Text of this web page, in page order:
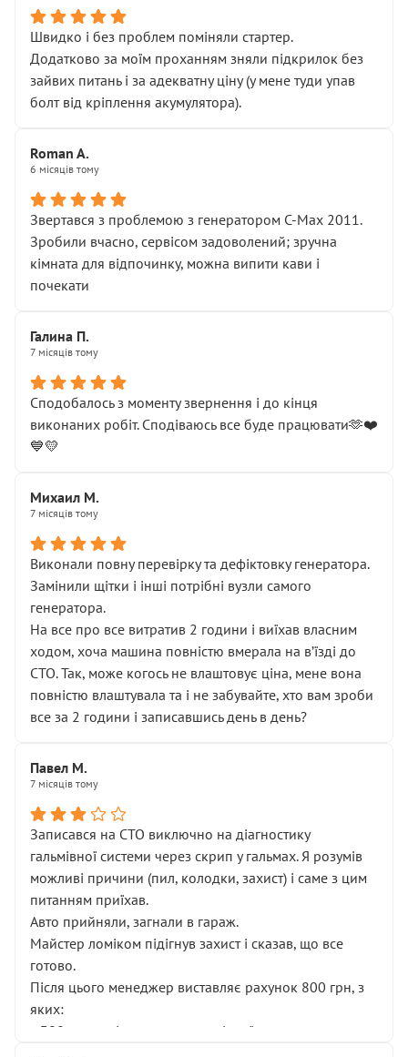
Швидко і без проблем поміняли стартер.
Додатково за моїм проханням зняли підкрилок без
зайвих питань і за адекватну ціну (у мене туди упав
болт від кріплення акумулятора).
Roman A.
6 місяців тому
Звертався з проблемою з генератором C-Max 2011.
Зробили вчасно, сервісом задоволений; зручна
кімната для відпочинку, можна випити кави і
почекати
Галина П.
7 місяців тому
Сподобалось з моменту звернення і до кінця
виконаних робіт. Сподіваюсь все буде працювати🫶❤️
💙💛
Михаил М.
7 місяців тому
Виконали повну перевірку та дефіктовку генератора.
Замінили щітки і інші потрібні вузли самого
генератора.
На все про все витратив 2 години і виїхав власним
ходом, хоча машина повністю вмерала на вʼїзді до
СТО. Так, може когось не влаштовує ціна, мене вона
повністю влаштувала та і не забувайте, хто вам зроби
все за 2 години і записавшись день в день?
Павел М.
7 місяців тому
Записався на СТО виключно на діагностику
гальмівної системи через скрип у гальмах. Я розумів
можливі причини (пил, колодки, захист) і саме з цим
питанням приїхав.
Авто прийняли, загнали в гараж.
Майстер ломіком підігнув захист і сказав, що все
готово.
Після цього менеджер виставляє рахунок 800 грн, з
яких:
• 300 грн — діагностика гальмівної системи